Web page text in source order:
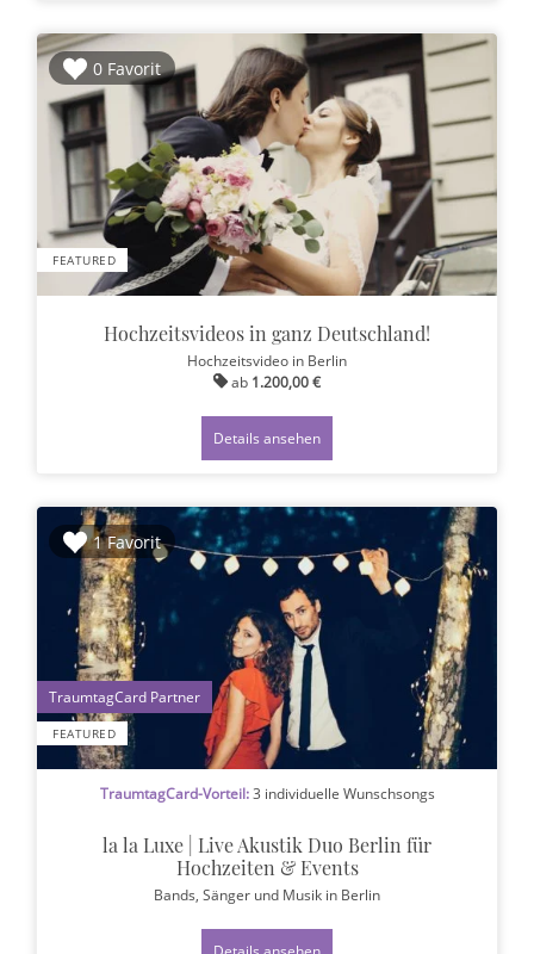
0 Favorit
FEATURED
Hochzeitsvideos in ganz Deutschland!
Hochzeitsvideo in Berlin
ab 1.200,00 €
Details ansehen
1 Favorit
FEATURED
1
TraumtagCard-Vorteil:3 individuelle Wunschsongs
la la Luxe | Live Akustik Duo Berlin für
Hochzeiten & Events
Bands, Sänger und Musik in Berlin